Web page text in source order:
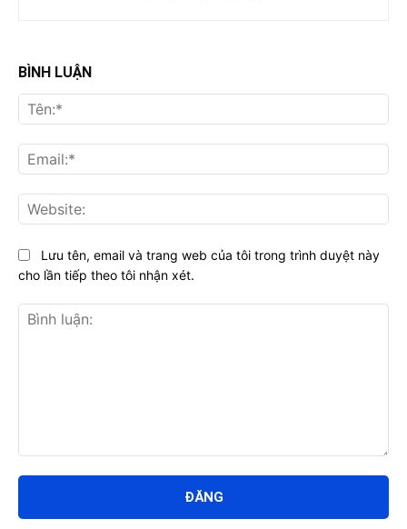
BÌNH LUẬN
Lưu tên, email và trang web của tôi trong trình duyệt này
cho lần tiếp theo tôi nhận xét.